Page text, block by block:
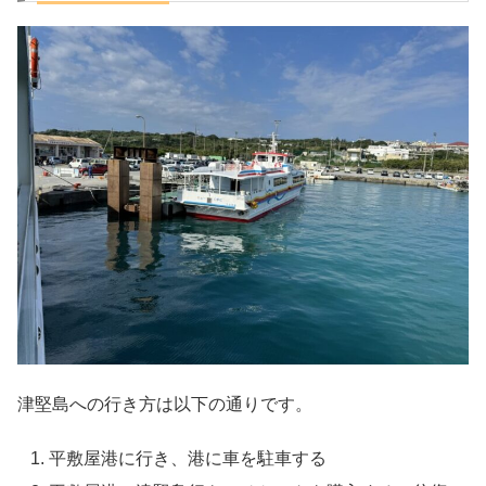
津堅島への行き方は以下の通りです。
平敷屋港に行き、港に車を駐車する